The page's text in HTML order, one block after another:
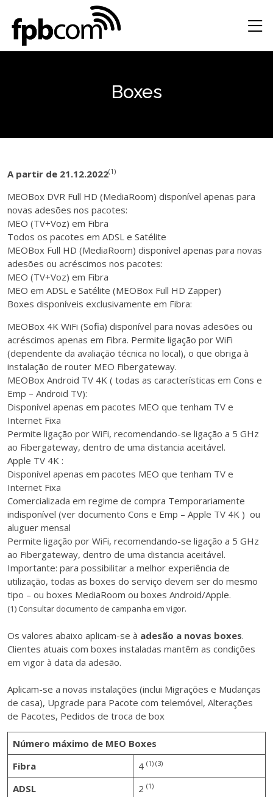
Boxes
A partir de 21.12.2022(1)
MEOBox DVR Full HD (MediaRoom) disponível apenas para
novas adesões nos pacotes:
MEO (TV+Voz) em Fibra
Todos os pacotes em ADSL e Satélite
MEOBox Full HD (MediaRoom) disponível apenas para novas
adesões ou acréscimos nos pacotes:
MEO (TV+Voz) em Fibra
MEO em ADSL e Satélite (MEOBox Full HD Zapper)
Boxes disponíveis exclusivamente em Fibra:
MEOBox 4K WiFi (Sofia) disponível para novas adesões ou
acréscimos apenas em Fibra. Permite ligação por WiFi
(dependente da avaliação técnica no local), o que obriga à
instalação de router MEO Fibergateway.
MEOBox Android TV 4K ( todas as características em Cons e
Emp – Android TV):
Disponível apenas em pacotes MEO que tenham TV e
Internet Fixa
Permite ligação por WiFi, recomendando-se ligação a 5 GHz
ao Fibergateway, dentro de uma distancia aceitável.
Apple TV 4K :
Disponível apenas em pacotes MEO que tenham TV e
Internet Fixa
Comercializada em regime de compra Temporariamente
indisponível (ver documento Cons e Emp – Apple TV 4K ) ou
aluguer mensal
Permite ligação por WiFi, recomendando-se ligação a 5 GHz
ao Fibergateway, dentro de uma distancia aceitável.
Importante: para possibilitar a melhor experiência de
utilização, todas as boxes do serviço devem ser do mesmo
tipo – ou boxes MediaRoom ou boxes Android/Apple.
(1) Consultar documento de campanha em vigor.
Os valores abaixo aplicam-se à adesão a novas boxes.
Clientes atuais com boxes instaladas mantêm as condições
em vigor à data da adesão.
Aplicam-se a novas instalações (inclui Migrações e Mudanças
de casa), Upgrade para Pacote com telemóvel, Alterações
de Pacotes, Pedidos de troca de box
Número máximo de MEO Boxes
Fibra
4 (1) (3)
ADSL 2 (1)